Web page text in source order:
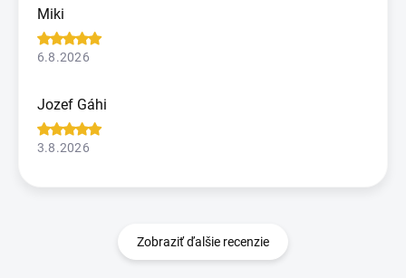
Miki
6.8.2026
Jozef Gáhi
3.8.2026
Zobraziť ďalšie recenzie